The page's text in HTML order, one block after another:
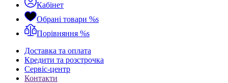
Кабінет
Обрані товари %s
Порівняння %s
Доставка та оплата
Кредити та розстрочка
Сервіc-центр
Контакти